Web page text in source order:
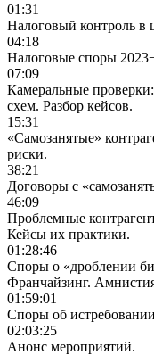
01:31
Налоговый контроль в
04:18
Налоговые споры
07:09
Камеральные
схем. Разбор кейсов.
15:31
«Самозанятые»
риски.
38:21
Договоры с
46:09
Проблемные
Кейсы их практики.
01:28:46
Споры о «дроблении
Франчайзинг.
01:59:01
Споры об
02:03:25
Анонс мероприятий.